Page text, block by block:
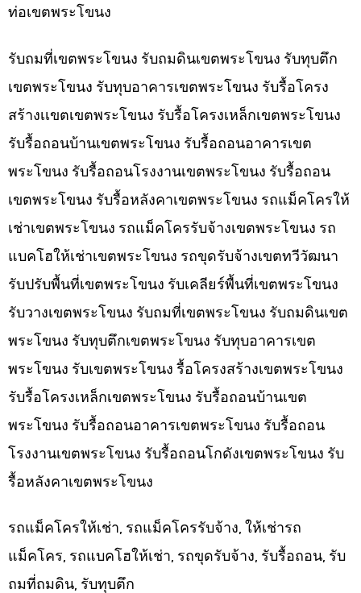
ท่อเขตพระโขนง
รับถมที่เขตพระโขนง รับถมดินเขตพระโขนง รับทุบตึก
เขตพระโขนง รับทุบอาคารเขตพระโขนง รับรื้อโครง
สร้างเเขตเขตพระโขนง รับรื้อโครงเหล็กเขตพระโขนง
รับรื้อถอนบ้านเขตพระโขนง รับรื้อถอนอาคารเขต
พระโขนง รับรื้อถอนโรงงานเขตพระโขนง รับรื้อถอน
เขตพระโขนง รับรื้อหลังคาเขตพระโขนง รถแม็คโครให้
เช่าเขตพระโขนง รถแม็คโครรับจ้างเขตพระโขนง รถ
แบคโฮให้เช่าเขตพระโขนง รถขุดรับจ้างเขตทวีวัฒนา
รับปรับพื้นที่เขตพระโขนง รับเคลียร์พื้นที่เขตพระโขนง
รับวางเขตพระโขนง รับถมที่เขตพระโขนง รับถมดินเขต
พระโขนง รับทุบตึกเขตพระโขนง รับทุบอาคารเขต
พระโขนง รับเขตพระโขนง รื้อโครงสร้างเขตพระโขนง
รับรื้อโครงเหล็กเขตพระโขนง รับรื้อถอนบ้านเขต
พระโขนง รับรื้อถอนอาคารเขตพระโขนง รับรื้อถอน
โรงงานเขตพระโขนง รับรื้อถอนโกดังเขตพระโขนง รับ
รื้อหลังคาเขตพระโขนง
รถแม็คโครให้เช่า, รถแม็คโครรับจ้าง, ให้เช่ารถ
แม็คโคร, รถแบคโฮให้เช่า, รถขุดรับจ้าง, รับรื้อถอน, รับ
ถมที่ถมดิน, รับทุบตึก